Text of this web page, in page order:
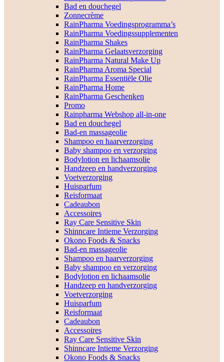
Bad en douchegel
Zonnecrème
RainPharma Voedingsprogramma’s
RainPharma Voedingssupplementen
RainPharma Shakes
RainPharma Gelaatsverzorging
RainPharma Natural Make Up
RainPharma Aroma Special
RainPharma Essentiële Olie
RainPharma Home
RainPharma Geschenken
Promo
Rainpharma Webshop all-in-one
Bad en douchegel
Bad-en massageolie
Shampoo en haarverzorging
Baby shampoo en verzorging
Bodylotion en lichaamsolie
Handzeep en handverzorging
Voetverzorging
Huisparfum
Reisformaat
Cadeaubon
Accessoires
Ray Care Sensitive Skin
Shinncare Intieme Verzorging
Okono Foods & Snacks
Bad-en massageolie
Shampoo en haarverzorging
Baby shampoo en verzorging
Bodylotion en lichaamsolie
Handzeep en handverzorging
Voetverzorging
Huisparfum
Reisformaat
Cadeaubon
Accessoires
Ray Care Sensitive Skin
Shinncare Intieme Verzorging
Okono Foods & Snacks